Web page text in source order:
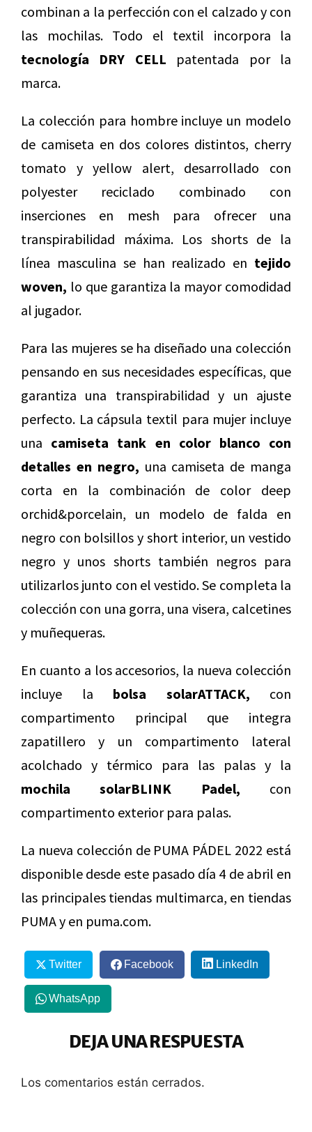
combinan a la perfección con el calzado y con
las mochilas. Todo el textil incorpora la
tecnología DRY CELL patentada por la
marca.
La colección para hombre incluye un modelo
de camiseta en dos colores distintos, cherry
tomato y yellow alert, desarrollado con
polyester reciclado combinado con
inserciones en mesh para ofrecer una
transpirabilidad máxima. Los shorts de la
línea masculina se han realizado en tejido
woven, lo que garantiza la mayor comodidad
al jugador.
Para las mujeres se ha diseñado una colección
pensando en sus necesidades específicas, que
garantiza una transpirabilidad y un ajuste
perfecto. La cápsula textil para mujer incluye
una camiseta tank en color blanco con
detalles en negro, una camiseta de manga
corta en la combinación de color deep
orchid&porcelain, un modelo de falda en
negro con bolsillos y short interior, un vestido
negro y unos shorts también negros para
utilizarlos junto con el vestido. Se completa la
colección con una gorra, una visera, calcetines
y muñequeras.
En cuanto a los accesorios, la nueva colección
incluye la bolsa solarATTACK, con
compartimento principal que integra
zapatillero y un compartimento lateral
acolchado y térmico para las palas y la
mochila solarBLINK Padel, con
compartimento exterior para palas.
La nueva colección de PUMA PÁDEL 2022 está
disponible desde este pasado día 4 de abril en
las principales tiendas multimarca, en tiendas
PUMA y en puma.com.
Twitter Facebook LinkedIn
WhatsApp
DEJA UNA RESPUESTA
Los comentarios están cerrados.